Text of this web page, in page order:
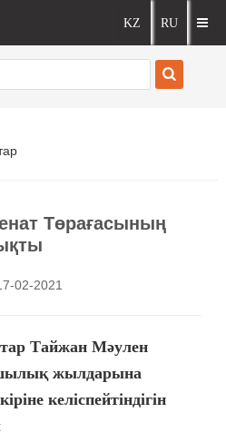
Төрағасының
02-2021
Тайжан Мәулен
жылдарына
келіспейтіндігін